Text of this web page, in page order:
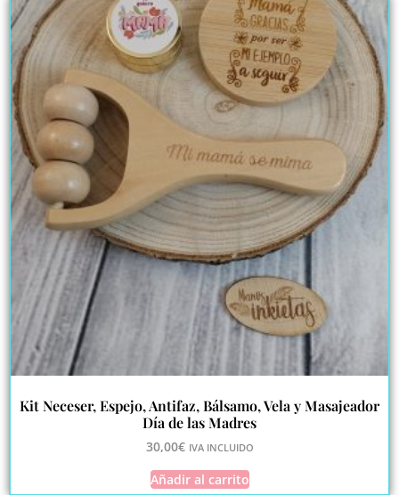
Kit Neceser, Espejo, Antifaz, Bálsamo, Vela y Masajeador
Día de las Madres
30,00€ IVA INCLUIDO
Añadir al carrito